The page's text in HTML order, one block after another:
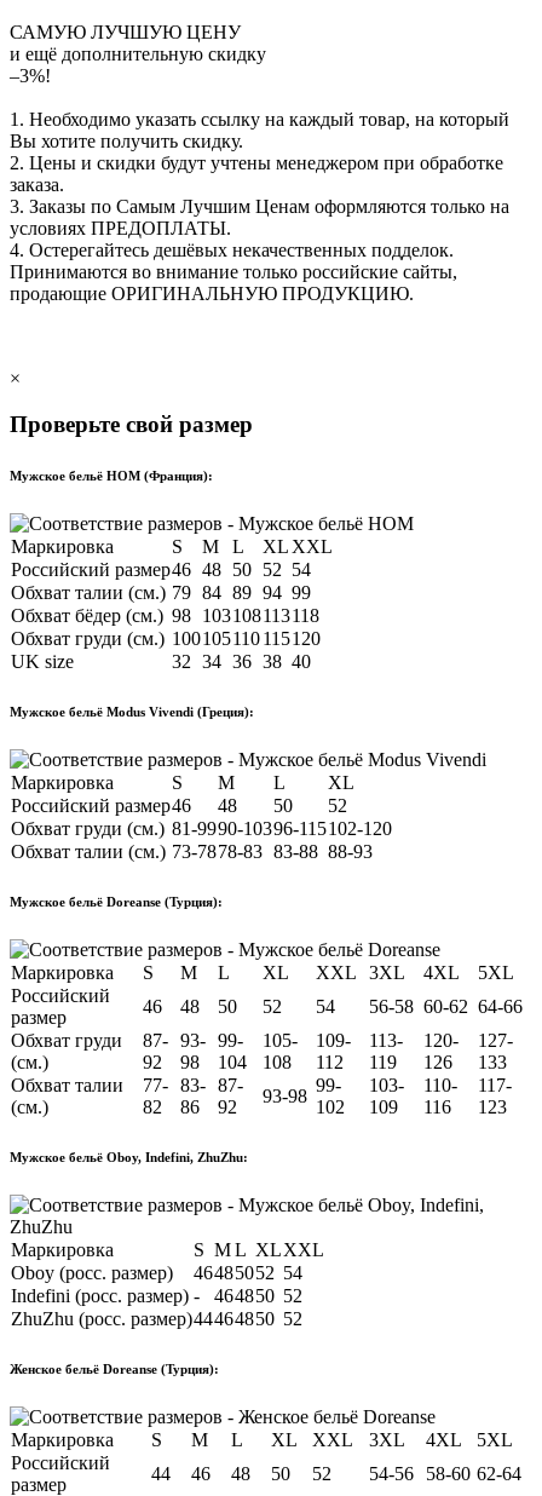
САМУЮ ЛУЧШУЮ ЦЕНУ
и ещё дополнительную скидку
–3%!
1. Необходимо указать ссылку на каждый товар, на который
Вы хотите получить скидку.
2. Цены и скидки будут учтены менеджером при обработке
заказа.
3. Заказы по Самым Лучшим Ценам оформляются только на
условиях ПРЕДОПЛАТЫ.
4. Остерегайтесь дешёвых некачественных подделок.
Принимаются во внимание только российские сайты,
продающие ОРИГИНАЛЬНУЮ ПРОДУКЦИЮ.
×
Проверьте свой размер
Мужское бельё HOM (Франция):
Маркировка S M L XL XXL
Российский размер46 48 50 52 54
Обхват талии (см.) 79 84 89 94 99
Обхват бёдер (см.) 98 103108113118
Обхват груди (см.) 100105110115120
UK size
32 34 36 38 40
Мужское бельё Modus Vivendi (Греция):
Маркировка S M L
XL
Российский размер46 48 50
52
Обхват груди (см.) 81-9990-10396-115102-120
Обхват талии (см.) 73-7878-83 83-88 88-93
Мужское бельё Doreanse (Турция):
Маркировка S M L XL XXL 3XL 4XL
5XL
Российский
размер
46 48 50 52 54 56-58 60-62 64-66
Обхват груди
(см.)
87-
92
93-
98
99-
104
105-
108
109-
112
113-
119
120-
126
127-
133
Обхват талии
(см.)
77-
82
83-
86
87-
92
93-98
99-
102
103-
109
110-
116
117-
123
Мужское бельё Oboy, Indefini, ZhuZhu:
Маркировка S ML XLXXL
Oboy (росс. размер)
46485052 54
Indefini (росс. размер) - 464850 52
ZhuZhu (росс. размер)44464850 52
Женское бельё Doreanse (Турция):
Маркировка S M L XL XXL 3XL 4XL
5XL
Российский
размер
44 46 48 50 52 54-56 58-60 62-64